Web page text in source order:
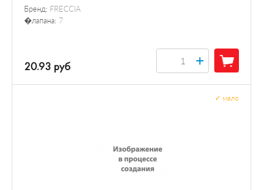
Бренд: FRECCIA
�лапана: 7
20.93 руб +
мало